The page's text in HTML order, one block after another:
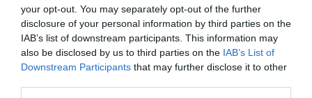
your opt-out. You may separately opt-out of the further
disclosure of your personal information by third parties on the
IAB’s list of downstream participants. This information may
also be disclosed by us to third parties on the IAB’s List of
Downstream Participants that may further disclose it to other
Biff Rydberg som är stekt oxfilé i kuber, råstekt
potatis samt lök serverat med äggula...